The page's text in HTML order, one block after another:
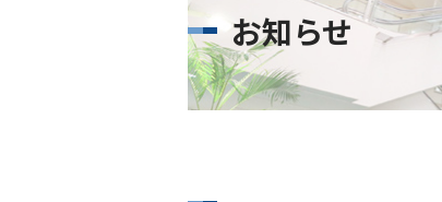
お知らせ